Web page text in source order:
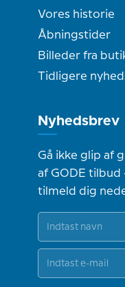
Vores historie
Åbningstider
Billeder fra
Tidligere
Nyhedsbrev
Gå ikke glip af
af GODE tilbud
tilmeld dig